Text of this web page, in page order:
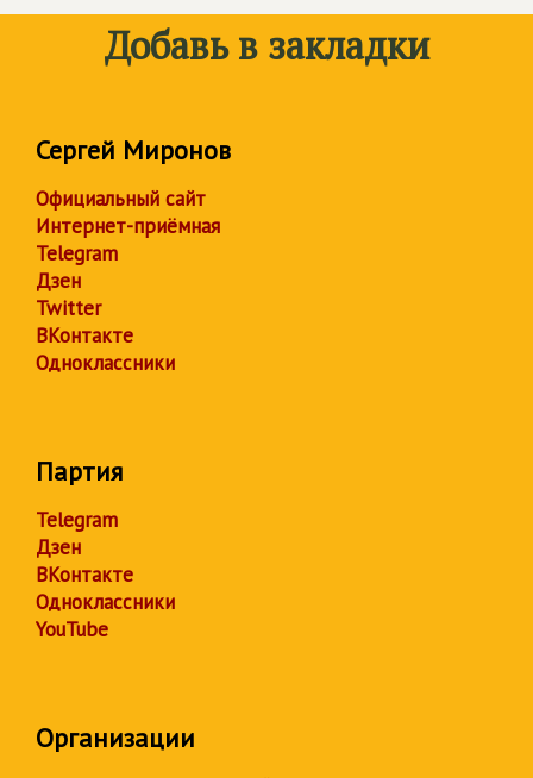
Добавь в закладки
Сергей Миронов
Официальный сайт
Интернет-приёмная
Telegram
Дзен
Twitter
ВКонтакте
Одноклассники
Партия
Telegram
Дзен
ВКонтакте
Одноклассники
YouTube
Организации